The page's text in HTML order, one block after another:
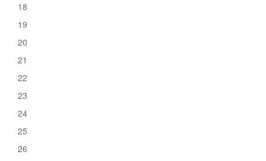
18
19
20
21
22
23
24
25
26